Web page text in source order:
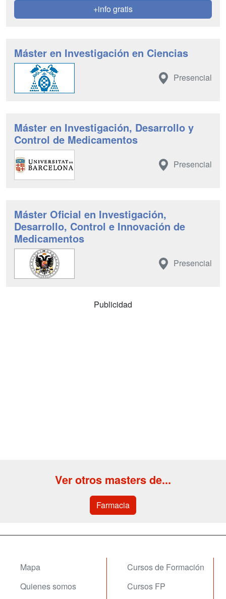
+info gratis
Máster en Investigación en Ciencias
Presencial
Máster en Investigación, Desarrollo y
Control de Medicamentos
Presencial
Máster Oficial en Investigación,
Desarrollo, Control e Innovación de
Medicamentos
Presencial
Publicidad
Ver otros masters de...
Farmacia
Mapa
Quienes somos
Cursos de Formación
Cursos FP